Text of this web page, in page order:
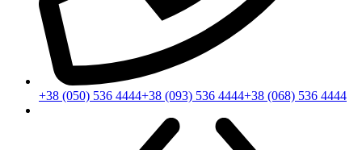
+38 (050) 536 4444+38 (093) 536 4444+38 (068) 536 4444